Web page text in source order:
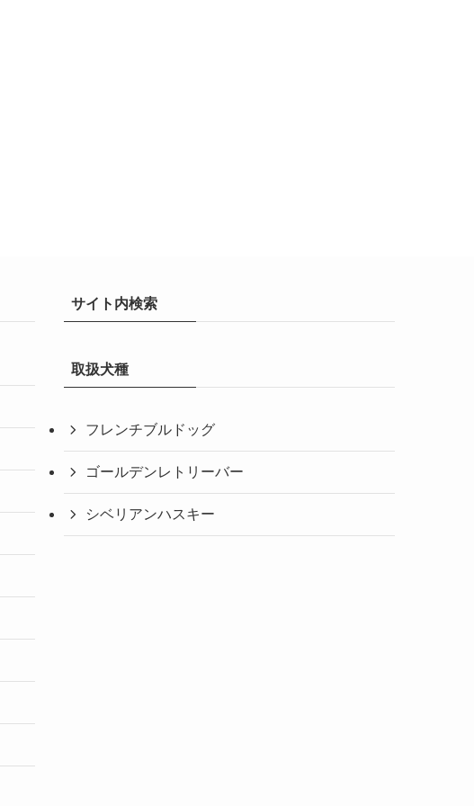
サイト内検索
取扱犬種
フレンチブルドッグ
ゴールデンレトリーバー
シベリアンハスキー